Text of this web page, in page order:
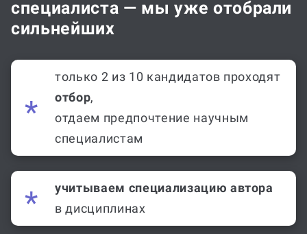
специалиста — мы уже отобрали
сильнейших
только 2 из 10 кандидатов проходят
отбор,
отдаем предпочтение научным
специалистам
учитываем специализацию автора
в дисциплинах